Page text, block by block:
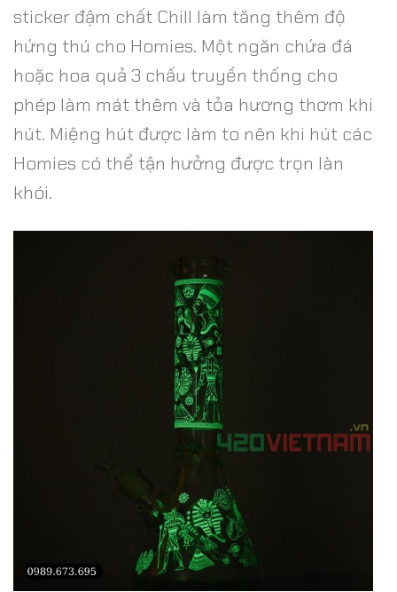
sticker đậm chất Chill làm tăng thêm độ
hứng thú cho Homies. Một ngăn chứa đá
hoặc hoa quả 3 chấu truyền thống cho
phép làm mát thêm và tỏa hương thơm khi
hút. Miệng hút được làm to nên khi hút các
Homies có thể tận hưởng được trọn làn
khói.